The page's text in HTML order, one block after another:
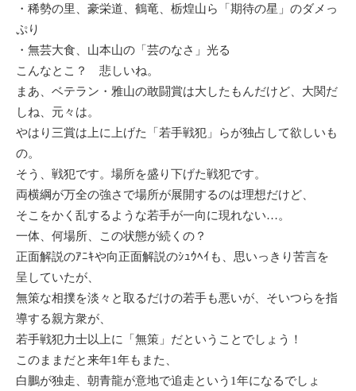
・稀勢の里、豪栄道、鶴竜、栃煌山ら「期待の星」のダメっ
ぷり
・無芸大食、山本山の「芸のなさ」光る
こんなとこ？ 悲しいね。
まあ、ベテラン・雅山の敢闘賞は大したもんだけど、大関だ
しね、元々は。
やはり三賞は上に上げた「若手戦犯」らが独占して欲しいも
の。
そう、戦犯です。場所を盛り下げた戦犯です。
両横綱が万全の強さで場所が展開するのは理想だけど、
そこをかく乱するような若手が一向に現れない…。
一体、何場所、この状態が続くの？
正面解説のｱﾆｷや向正面解説のｼｭｳﾍｲも、思いっきり苦言を
呈していたが、
無策な相撲を淡々と取るだけの若手も悪いが、そいつらを指
導する親方衆が、
若手戦犯力士以上に「無策」だということでしょう！
このままだと来年1年もまた、
白鵬が独走、朝青龍が意地で追走という1年になるでしょ